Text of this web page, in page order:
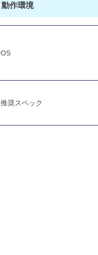
動作環境
OS
推奨スペック